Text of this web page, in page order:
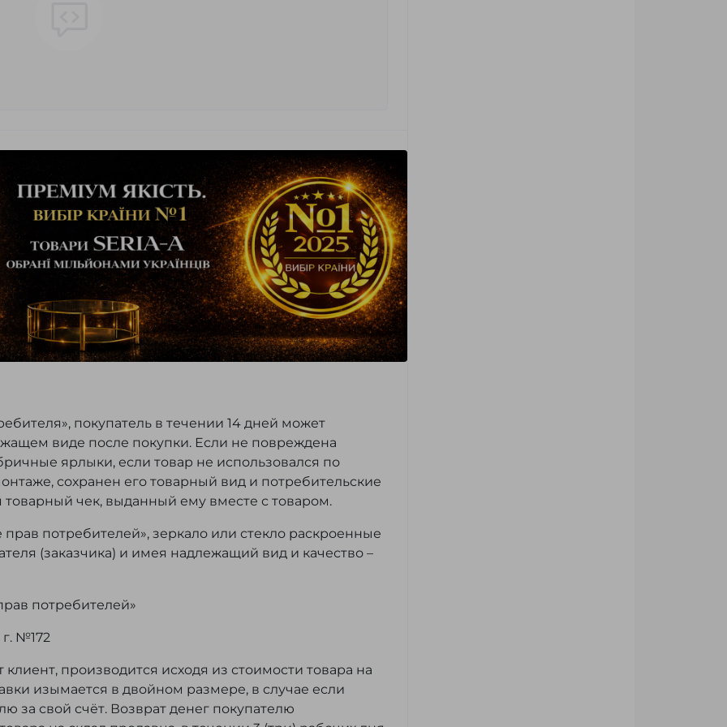
покупатель в течении 14 дней может
виде после покупки. Если не повреждена
ярлыки, если товар не использовался по
сохранен его товарный вид и потребительские
товарный чек, выданный ему вместе с товаром.
потребителей», зеркало или стекло раскроенные
(заказчика) и имея надлежащий вид и качество –
потребителей»
№172
производится исходя из стоимости товара на
изымается в двойном размере, в случае если
за свой счёт. Возврат денег покупателю